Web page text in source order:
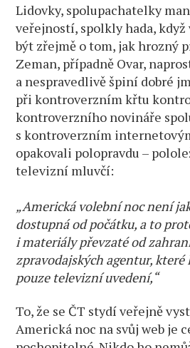
Lidovky, spolupachatelky
veřejností, spolkly hada,
být zřejmě o tom, jak hrozný
Zeman, případně Ovar,
a nespravedlivě špiní dobré
při kontroverzním křtu
kontroverzního novináře
s kontroverzním
opakovali polopravdu –
televizní mluvčí:
„Americká volební noc není
dostupná od počátku, a to
i materiály převzaté od
zpravodajských agentur,
pouze televizní uvedení,“
To, že se ČT stydí veřejně
Americká noc na svůj web je